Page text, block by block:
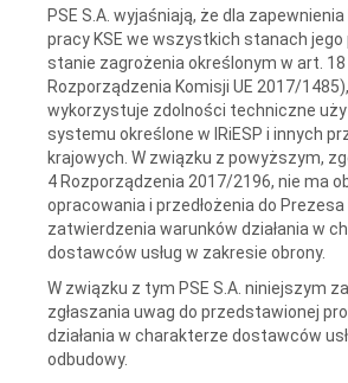
PSE S.A. wyjaśniają, że dla
pracy KSE we wszystkich stanach
stanie zagrożenia określonym w art.
Rozporządzenia Komisji UE 2017/
wykorzystuje zdolności techniczne
systemu określone w IRiESP i innych
krajowych. W związku z powyższym,
4 Rozporządzenia 2017/2196, nie ma
opracowania i przedłożenia do Prezesa
zatwierdzenia warunków działania w
dostawców usług w zakresie obrony.
W związku z tym PSE S.A. niniejszym
zgłaszania uwag do przedstawionej
działania w charakterze dostawców
odbudowy.